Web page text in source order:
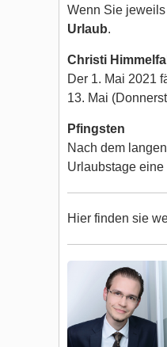
Wenn Sie
Urlaub.
Christi
Der 1. Mai 2021
13. Mai
Pfingsten
Nach dem
Urlaubstage
Hier finden sie